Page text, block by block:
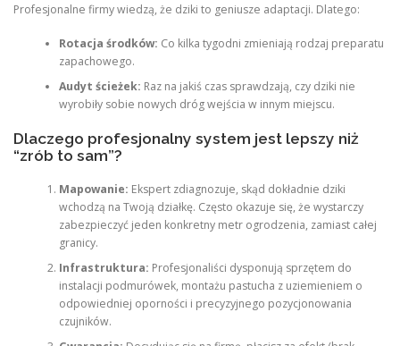
Profesjonalne firmy wiedzą, że dziki to geniusze adaptacji. Dlatego:
Rotacja środków: Co kilka tygodni zmieniają rodzaj preparatu
zapachowego.
Audyt ścieżek: Raz na jakiś czas sprawdzają, czy dziki nie
wyrobiły sobie nowych dróg wejścia w innym miejscu.
Dlaczego profesjonalny system jest lepszy niż
“zrób to sam”?
Mapowanie: Ekspert zdiagnozuje, skąd dokładnie dziki
wchodzą na Twoją działkę. Często okazuje się, że wystarczy
zabezpieczyć jeden konkretny metr ogrodzenia, zamiast całej
granicy.
Infrastruktura: Profesjonaliści dysponują sprzętem do
instalacji podmurówek, montażu pastucha z uziemieniem o
odpowiedniej oporności i precyzyjnego pozycjonowania
czujników.